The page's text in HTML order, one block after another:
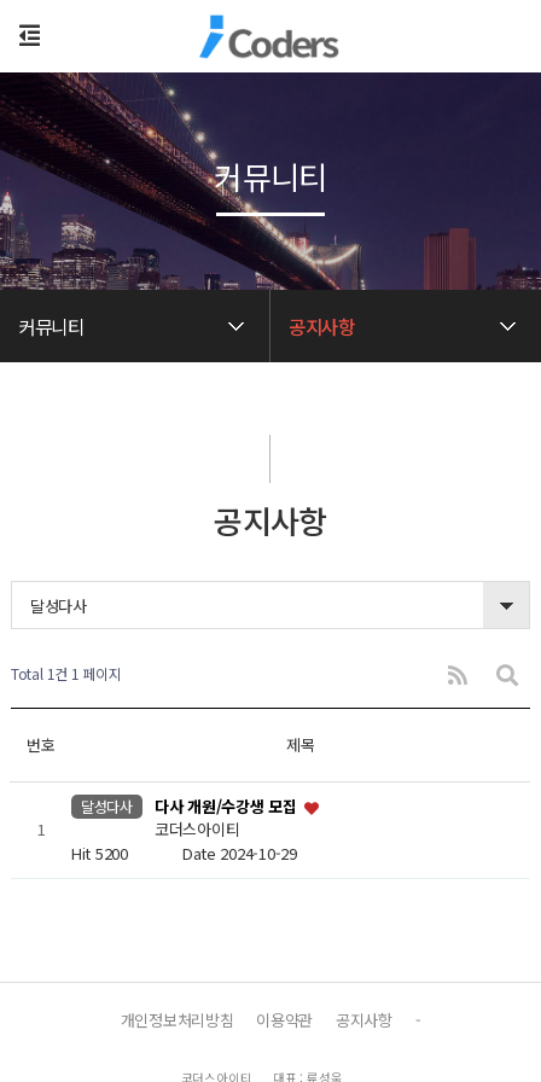
커뮤니티 공지사항
커뮤니티
공지사항
달성다사
Total 1건 1 페이지
번호 제목
1
달성다사
다사 개원/수강생 모집
코더스아이티
Hit 5200 Date 2024-10-29
개인정보처리방침 이용약관 공지사항 -
코더스아이티 대표 : 류성욱